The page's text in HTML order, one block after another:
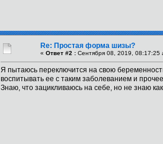
Re: Простая форма шизы?
« Ответ #2 : Сентября 08, 2019, 08:17:25
Я пытаюсь переключится на свою
воспитывать ее с таким заболеванием и
Знаю, что зацикливаюсь на себе, но не знаю